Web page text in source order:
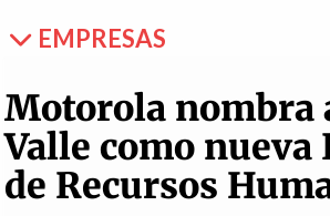
EMPRESAS
Motorola nombra
Valle como nueva
de Recursos